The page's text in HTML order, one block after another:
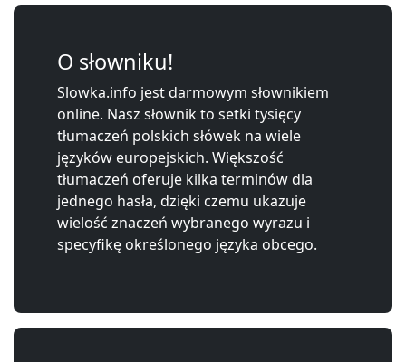
O słowniku!
Slowka.info jest darmowym słownikiem
online. Nasz słownik to setki tysięcy
tłumaczeń polskich słówek na wiele
języków europejskich. Większość
tłumaczeń oferuje kilka terminów dla
jednego hasła, dzięki czemu ukazuje
wielość znaczeń wybranego wyrazu i
specyfikę określonego języka obcego.